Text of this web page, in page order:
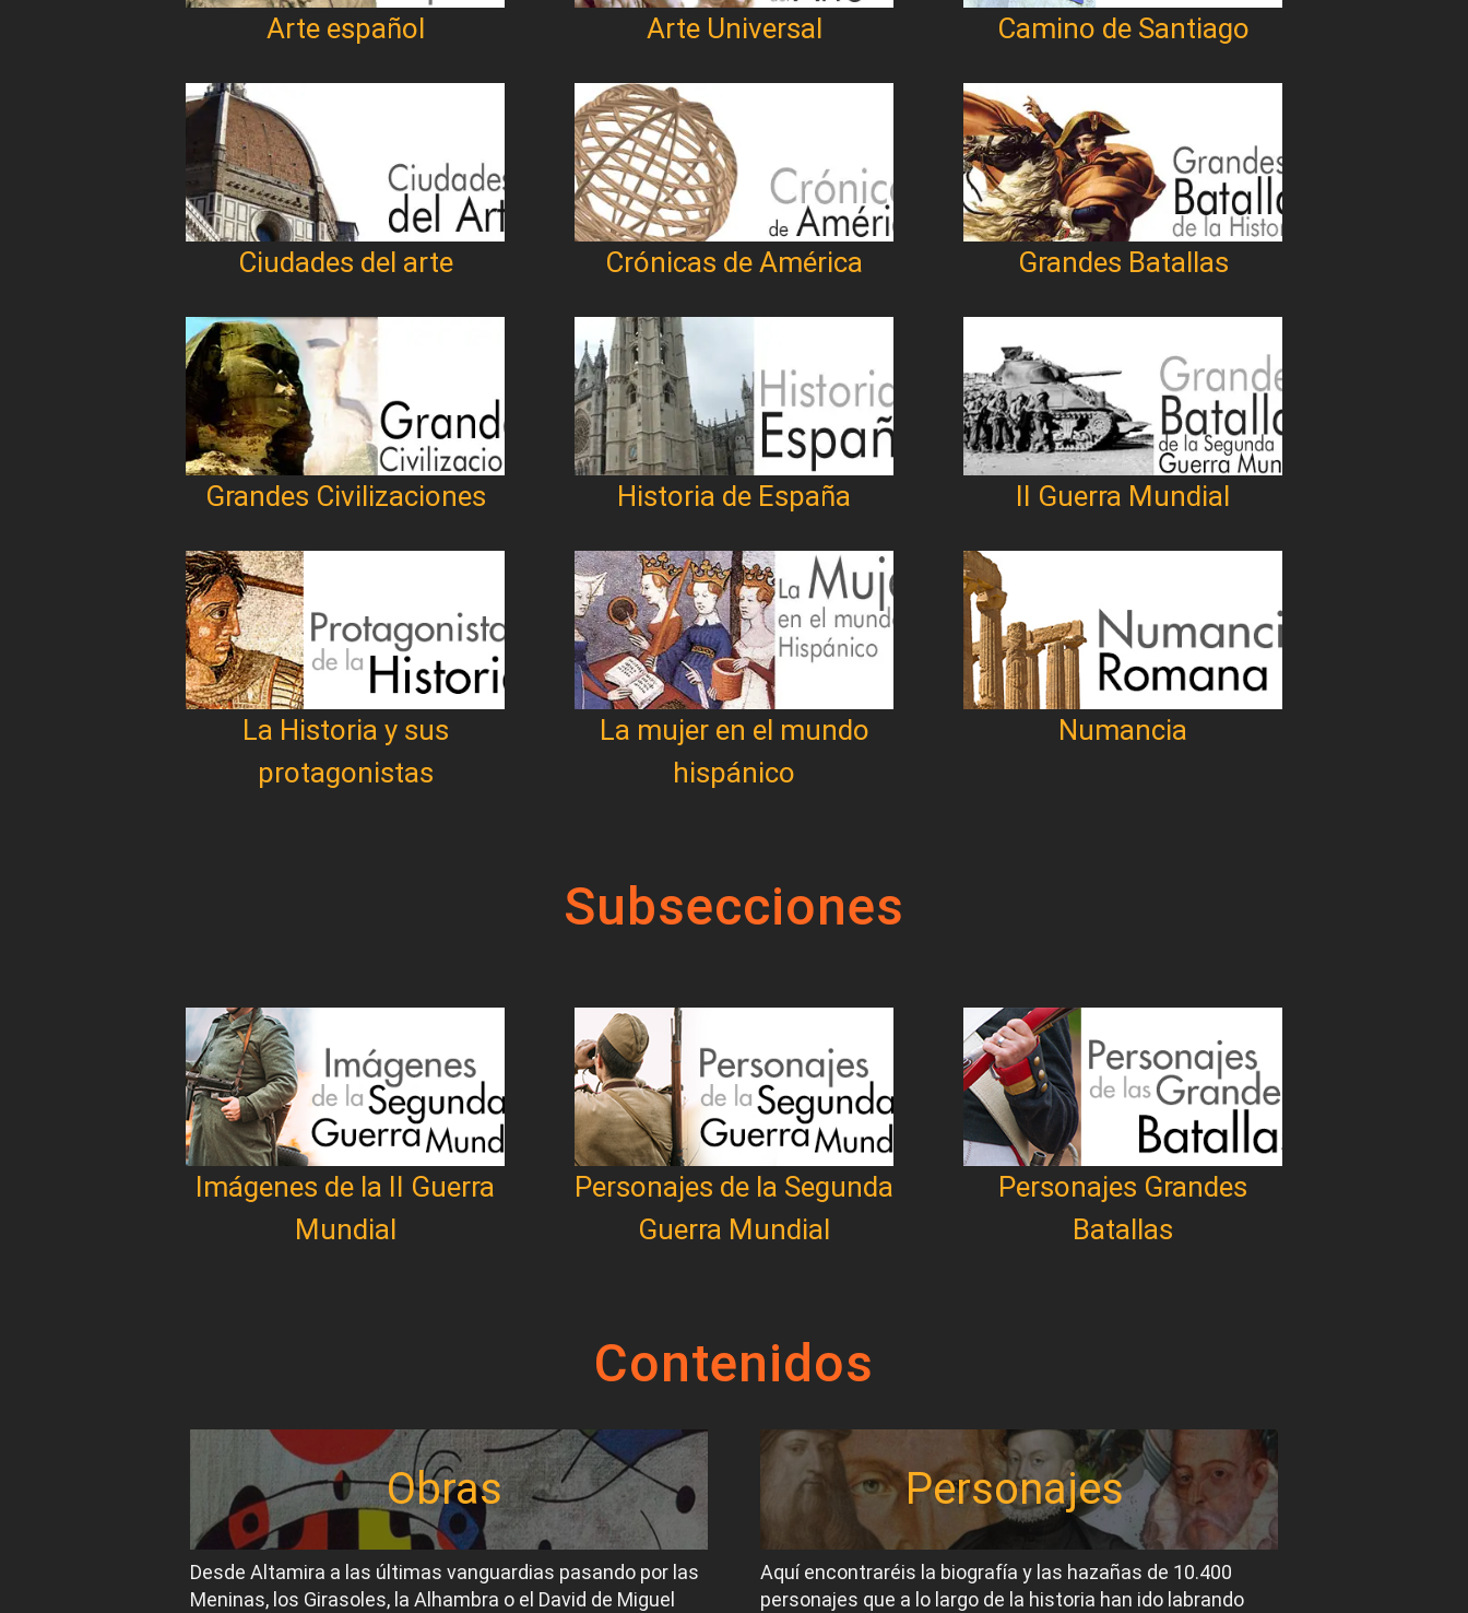
Arte español Arte Universal Camino de Santiago
Ciudades del arte Crónicas de América Grandes Batallas
Grandes Civilizaciones Historia de España II Guerra Mundial
La Historia y sus
protagonistas
La mujer en el mundo
hispánico
Numancia
Subsecciones
Imágenes de la II Guerra
Mundial
Personajes de la Segunda
Guerra Mundial
Personajes Grandes
Batallas
Contenidos
Obras
Desde Altamira a las últimas vanguardias pasando por las
Meninas, los Girasoles, la Alhambra o el David de Miguel
Personajes
Aquí encontraréis la biografía y las hazañas de 10.400
personajes que a lo largo de la historia han ido labrando